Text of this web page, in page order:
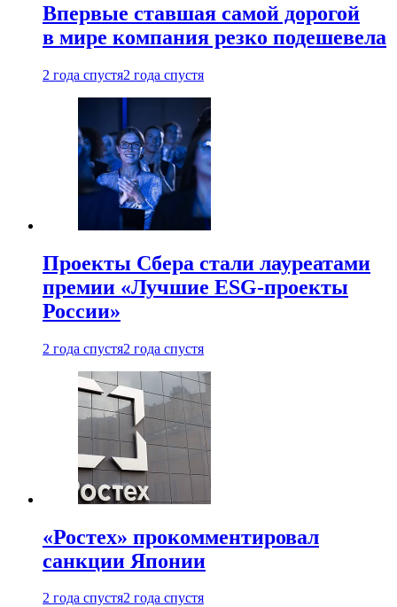
Впервые ставшая самой дорогой
в мире компания резко подешевела
2 года спустя2 года спустя
Проекты Сбера стали лауреатами
премии «Лучшие ESG-проекты
России»
2 года спустя2 года спустя
«Ростех» прокомментировал
санкции Японии
2 года спустя2 года спустя